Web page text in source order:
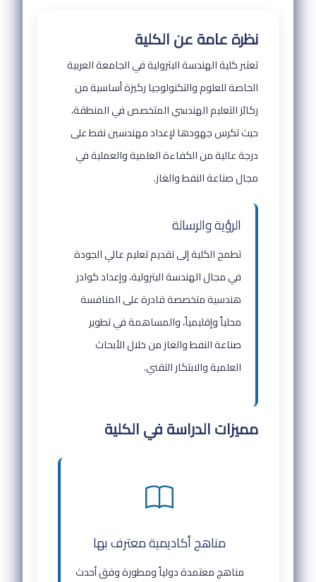
نظرة عامة عن الكلية
تعتبر كلية الهندسة البترولية في الجامعة العربية
الخاصة للعلوم والتكنولوجيا ركيزة أساسية من
ركائز التعليم الهندسي المتخصص في المنطقة،
حيث تكرس جهودها لإعداد مهندسين نفط على
درجة عالية من الكفاءة العلمية والعملية في
مجال صناعة النفط والغاز.
الرؤية والرسالة
تطمح الكلية إلى تقديم تعليم عالي الجودة
في مجال الهندسة البترولية، وإعداد كوادر
هندسية متخصصة قادرة على المنافسة
محلياً وإقليمياً، والمساهمة في تطوير
صناعة النفط والغاز من خلال الأبحاث
العلمية والابتكار التقني.
مميزات الدراسة في الكلية
مناهج أكاديمية معترف بها
مناهج معتمدة دولياً ومطورة وفق أحدث